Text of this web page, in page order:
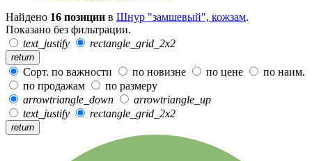
Найдено 16 позиции в Шнур "замшевый", кожзам.
Показано без фильтрации.
text_justify
rectangle_grid_2x2
return
Сорт. по важности по новизне по цене
по наим.
по продажам
по размеру
arrowtriangle_down
arrowtriangle_up
text_justify
rectangle_grid_2x2
return